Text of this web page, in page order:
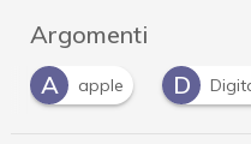
Argomenti
A
apple D